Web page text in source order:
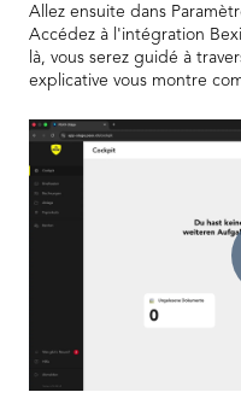
Allez ensuite dans
Accédez à l'intégration
là, vous serez guidé à
explicative vous montre